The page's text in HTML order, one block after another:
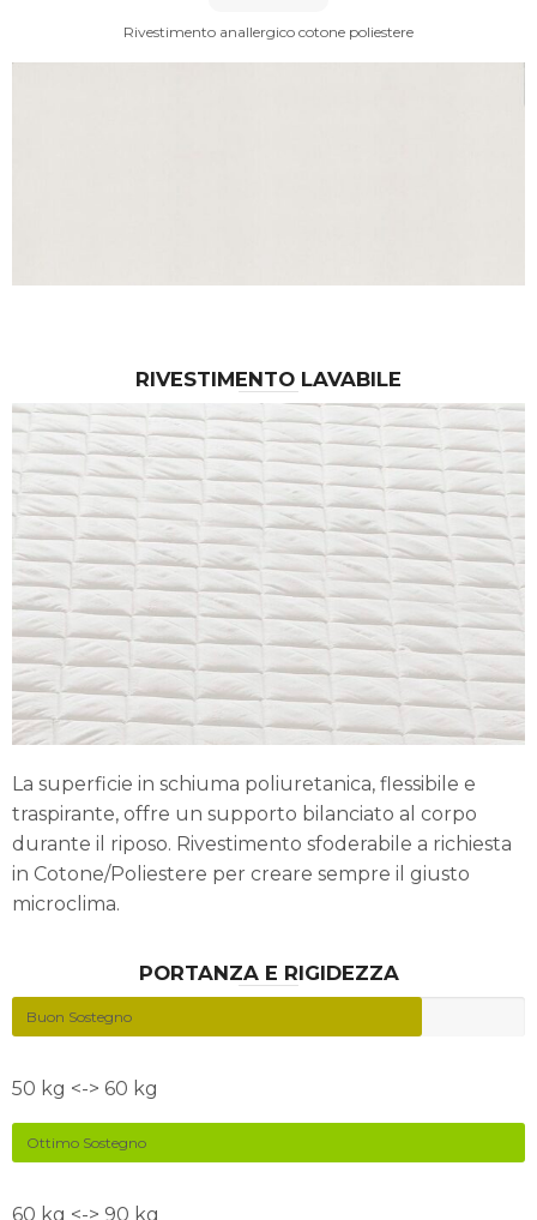
Rivestimento anallergico cotone poliestere
RIVESTIMENTO LAVABILE
La superficie in schiuma poliuretanica, flessibile e
traspirante, offre un supporto bilanciato al corpo
durante il riposo. Rivestimento sfoderabile a richiesta
in Cotone/Poliestere per creare sempre il giusto
microclima.
PORTANZA E RIGIDEZZA
Buon Sostegno
50 kg <-> 60 kg
Ottimo Sostegno
60 kg <-> 90 kg